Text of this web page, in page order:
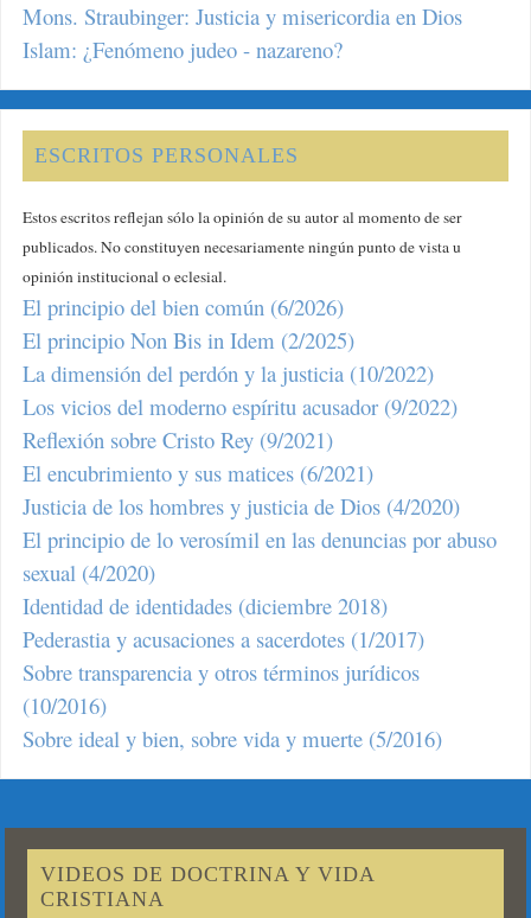
Mons. Straubinger: Justicia y misericordia en Dios
Islam: ¿Fenómeno judeo - nazareno?
ESCRITOS PERSONALES
Estos escritos reflejan sólo la opinión de su autor al momento de ser
publicados. No constituyen necesariamente ningún punto de vista u
opinión institucional o eclesial.
El principio del bien común (6/2026)
El principio Non Bis in Idem (2/2025)
La dimensión del perdón y la justicia (10/2022)
Los vicios del moderno espíritu acusador (9/2022)
Reflexión sobre Cristo Rey (9/2021)
El encubrimiento y sus matices (6/2021)
Justicia de los hombres y justicia de Dios (4/2020)
El principio de lo verosímil en las denuncias por abuso
sexual (4/2020)
Identidad de identidades (diciembre 2018)
Pederastia y acusaciones a sacerdotes (1/2017)
Sobre transparencia y otros términos jurídicos
(10/2016)
Sobre ideal y bien, sobre vida y muerte (5/2016)
VIDEOS DE DOCTRINA Y VIDA
CRISTIANA